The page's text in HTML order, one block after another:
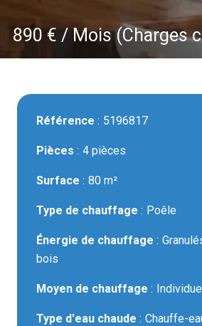
890 € / Mois (Charges
Référence 5196817
Pièces 4 pièces
Surface 80 m²
Type de chauffage Poêle
Énergie de chauffage
bois
Moyen de chauffage
Type d'eau chaude Chauffe-